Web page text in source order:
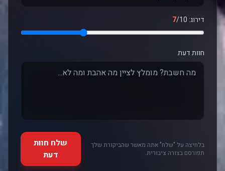
דירוג: 7/10
חוות דעת
בלחיצה על "שלח" אתה מאשר שהביקורת שלך
תפורסם בצורה ציבורית.
שלח חוות
דעת